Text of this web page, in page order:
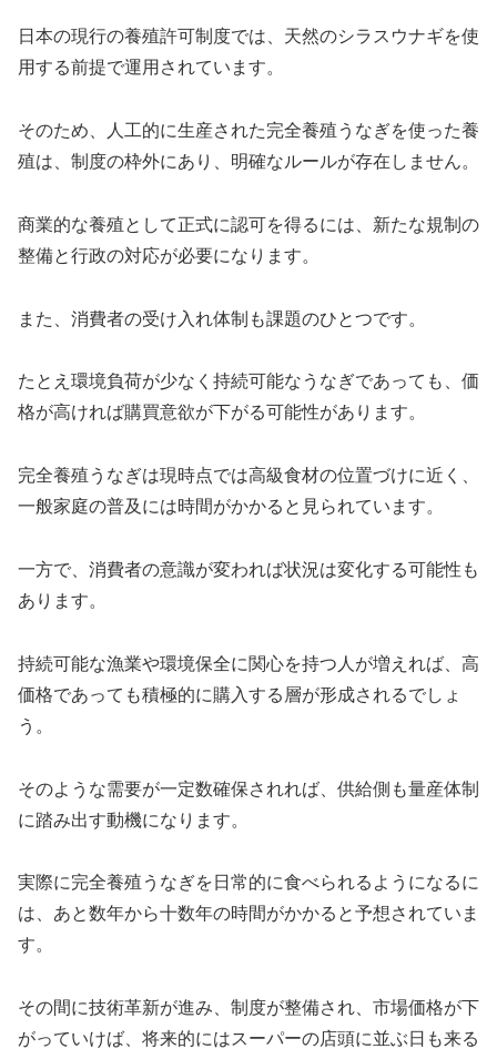
日本の現行の養殖許可制度では、天然のシラスウナギを使
用する前提で運用されています。
そのため、人工的に生産された完全養殖うなぎを使った養
殖は、制度の枠外にあり、明確なルールが存在しません。
商業的な養殖として正式に認可を得るには、新たな規制の
整備と行政の対応が必要になります。
また、消費者の受け入れ体制も課題のひとつです。
たとえ環境負荷が少なく持続可能なうなぎであっても、価
格が高ければ購買意欲が下がる可能性があります。
完全養殖うなぎは現時点では高級食材の位置づけに近く、
一般家庭の普及には時間がかかると見られています。
一方で、消費者の意識が変われば状況は変化する可能性も
あります。
持続可能な漁業や環境保全に関心を持つ人が増えれば、高
価格であっても積極的に購入する層が形成されるでしょ
う。
そのような需要が一定数確保されれば、供給側も量産体制
に踏み出す動機になります。
実際に完全養殖うなぎを日常的に食べられるようになるに
は、あと数年から十数年の時間がかかると予想されていま
す。
その間に技術革新が進み、制度が整備され、市場価格が下
がっていけば、将来的にはスーパーの店頭に並ぶ日も来る